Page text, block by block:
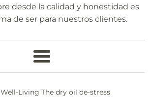
desde la calidad y honestidad es
de ser para nuestros clientes.
Más
Well-Living The dry oil de-stress